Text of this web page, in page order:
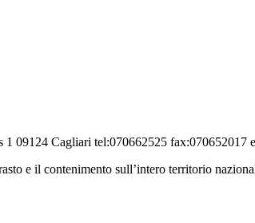
1 09124 Cagliari tel:070662525 fax:070652017
e il contenimento sull’intero territorio